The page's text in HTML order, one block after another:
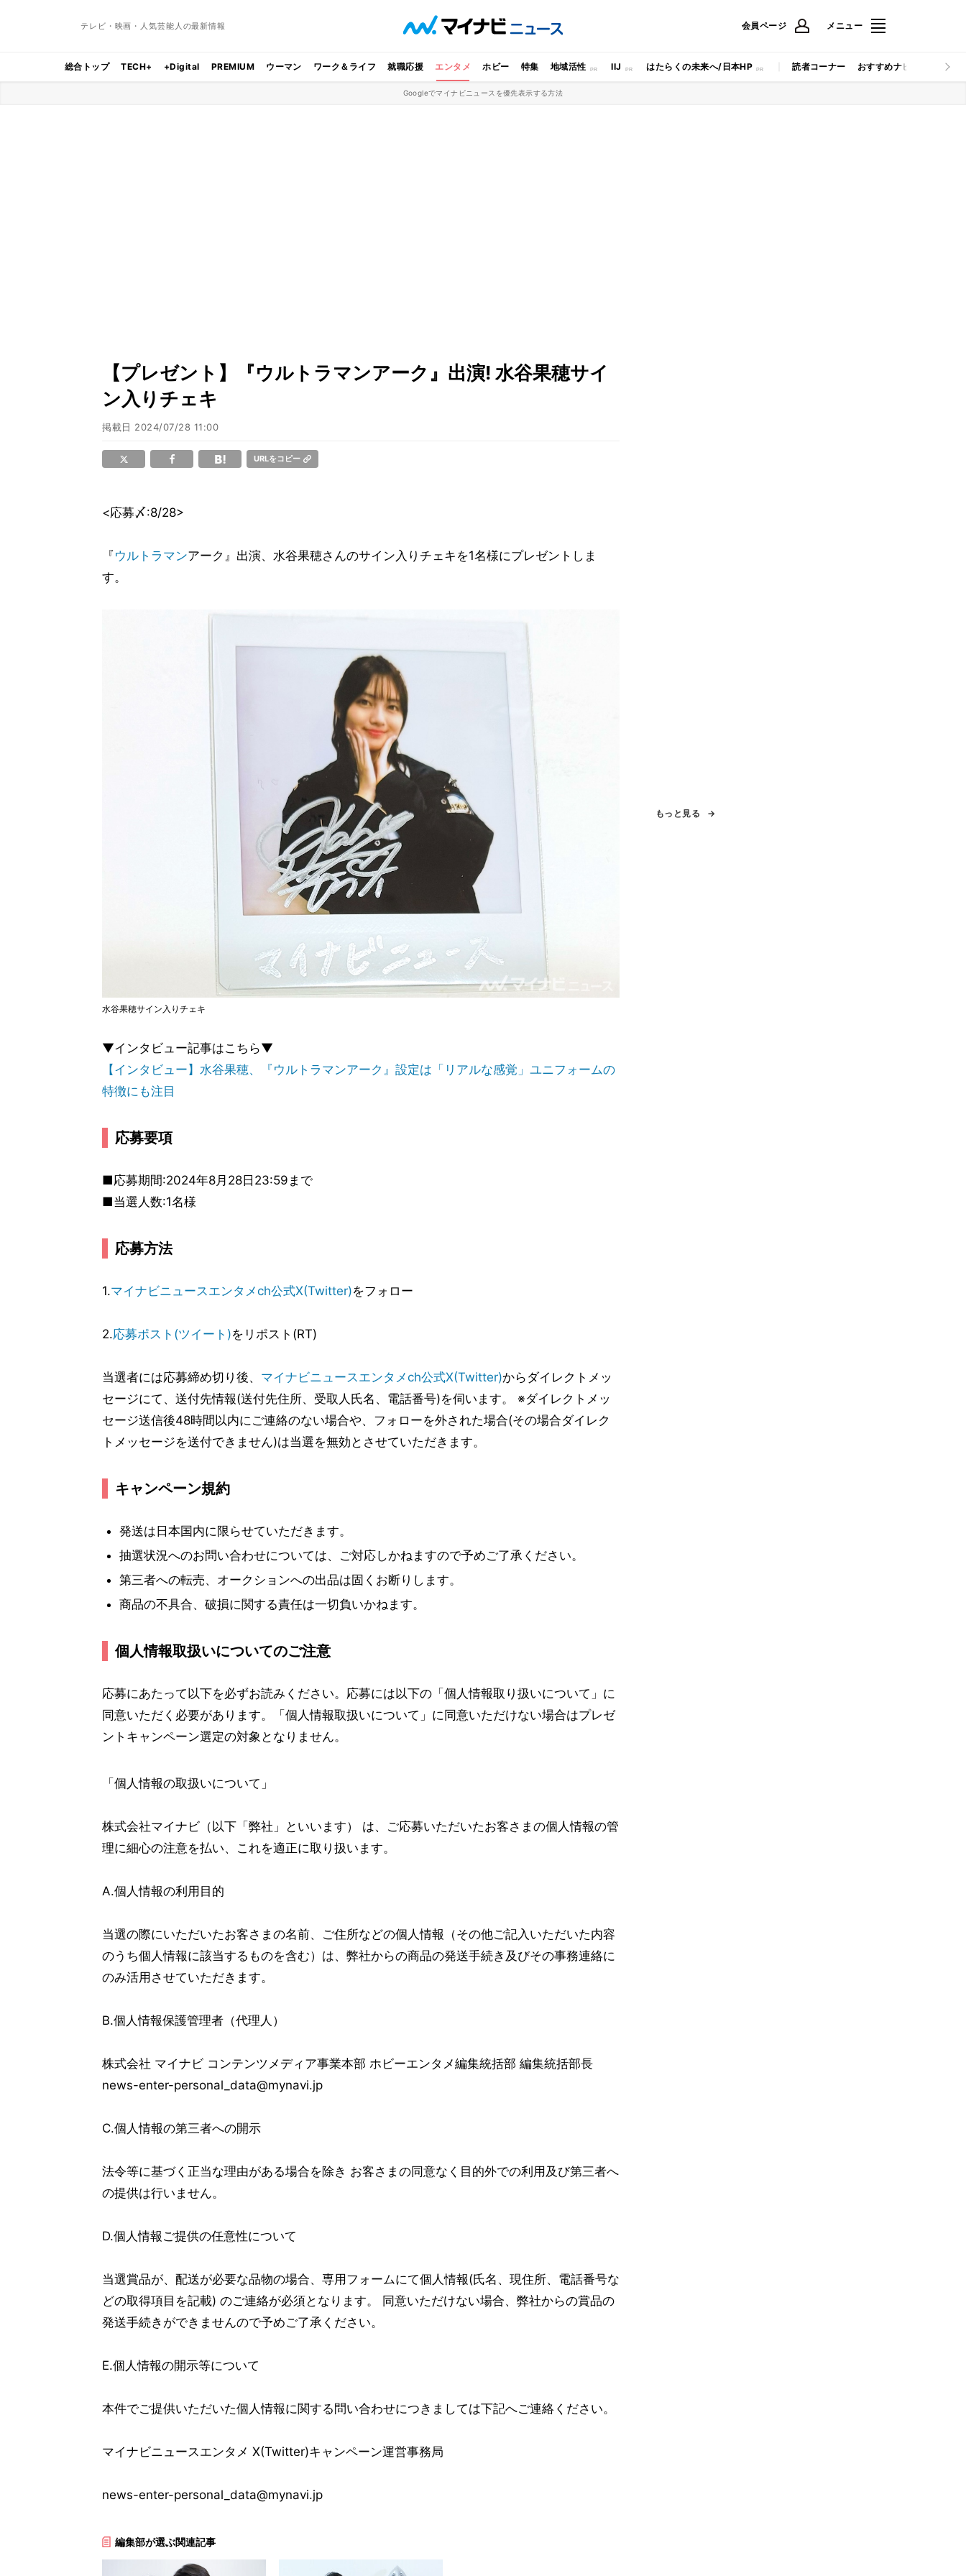
テレビ・映画・人気芸能人の最新情報 会員ページ メニュー
総合トップ TECH+ +Digital PREMIUM ウーマン ワーク＆ライフ 就職応援 エンタメ ホビー 特集 地域活性 IIJ はたらくの未来へ/日本HP 読者コーナー おすすめナビ マイナビ
Googleでマイナビニュースを優先表示する方法
【プレゼント】『ウルトラマンアーク』出演! 水谷果穂サイ
ン入りチェキ
掲載日 2024/07/28 11:00
URLをコピー
<応募〆:8/28>
『ウルトラマンアーク』出演、水谷果穂さんのサイン入りチェキを1名様にプレゼントしま
す。
水谷果穂サイン入りチェキ
▼インタビュー記事はこちら▼
【インタビュー】水谷果穂、『ウルトラマンアーク』設定は「リアルな感覚」ユニフォームの
特徴にも注目
応募要項
■応募期間:2024年8月28日23:59まで
■当選人数:1名様
応募方法
1.マイナビニュースエンタメch公式X(Twitter)をフォロー
2.応募ポスト(ツイート)をリポスト(RT)
当選者には応募締め切り後、 マイナビニュースエンタメch公式X(Twitter)からダイレクトメッ
セージにて、送付先情報(送付先住所、受取人氏名、電話番号)を伺います。 ※ダイレクトメッ
セージ送信後48時間以内にご連絡のない場合や、フォローを外された場合(その場合ダイレク
トメッセージを送付できません)は当選を無効とさせていただきます。
キャンペーン規約
発送は日本国内に限らせていただきます。
抽選状況へのお問い合わせについては、ご対応しかねますので予めご了承ください。
第三者への転売、オークションへの出品は固くお断りします。
商品の不具合、破損に関する責任は一切負いかねます。
個人情報取扱いについてのご注意
応募にあたって以下を必ずお読みください。応募には以下の「個人情報取り扱いについて」に
同意いただく必要があります。「個人情報取扱いについて」に同意いただけない場合はプレゼ
ントキャンペーン選定の対象となりません。
「個人情報の取扱いについて」
株式会社マイナビ（以下「弊社」といいます） は、ご応募いただいたお客さまの個人情報の管
理に細心の注意を払い、これを適正に取り扱います。
A.個人情報の利用目的
当選の際にいただいたお客さまの名前、ご住所などの個人情報（その他ご記入いただいた内容
のうち個人情報に該当するものを含む）は、弊社からの商品の発送手続き及びその事務連絡に
のみ活用させていただきます。
B.個人情報保護管理者（代理人）
株式会社 マイナビ コンテンツメディア事業本部 ホビーエンタメ編集統括部 編集統括部長
news-enter-personal_data@mynavi.jp
C.個人情報の第三者への開示
法令等に基づく正当な理由がある場合を除き お客さまの同意なく目的外での利用及び第三者へ
の提供は行いません。
D.個人情報ご提供の任意性について
当選賞品が、配送が必要な品物の場合、専用フォームにて個人情報(氏名、現住所、電話番号な
どの取得項目を記載) のご連絡が必須となります。 同意いただけない場合、弊社からの賞品の
発送手続きができませんので予めご了承ください。
E.個人情報の開示等について
本件でご提供いただいた個人情報に関する問い合わせにつきましては下記へご連絡ください。
マイナビニュースエンタメ X(Twitter)キャンペーン運営事務局
news-enter-personal_data@mynavi.jp
編集部が選ぶ関連記事
もっと見る